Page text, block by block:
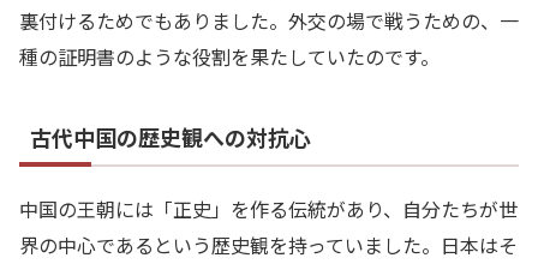
裏付けるためでもありました。外交の場で戦うための、一
種の証明書のような役割を果たしていたのです。
古代中国の歴史観への対抗心
中国の王朝には「正史」を作る伝統があり、自分たちが世
界の中心であるという歴史観を持っていました。日本はそ